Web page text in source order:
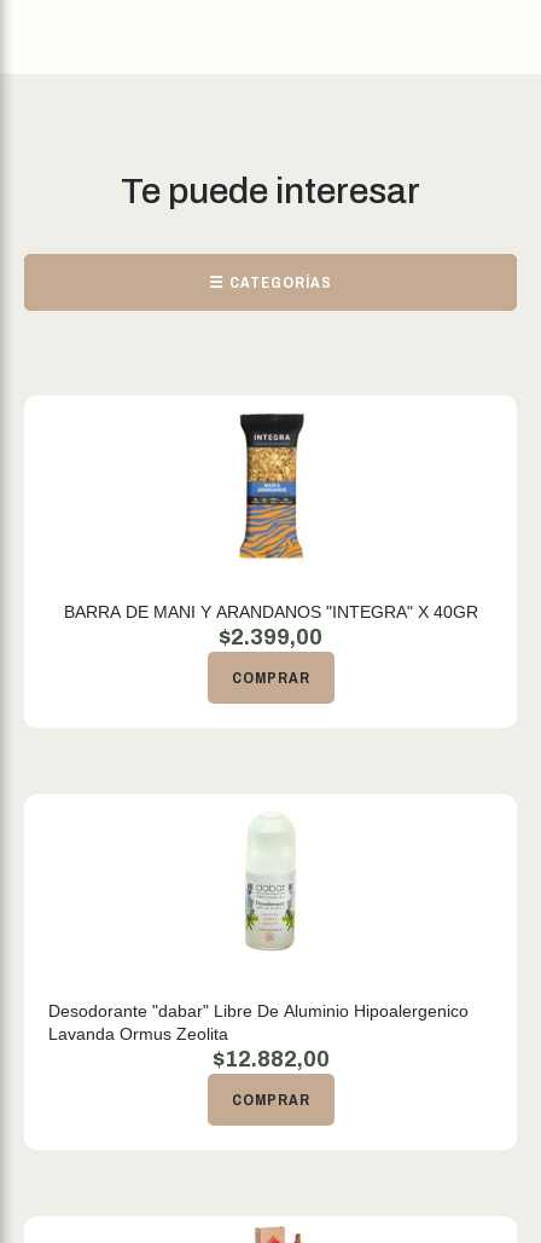
Te puede interesar
☰ CATEGORÍAS
BARRA DE MANI Y ARANDANOS "INTEGRA" X 40GR
$2.399,00
COMPRAR
Desodorante "dabar" Libre De Aluminio Hipoalergenico
Lavanda Ormus Zeolita
$12.882,00
COMPRAR